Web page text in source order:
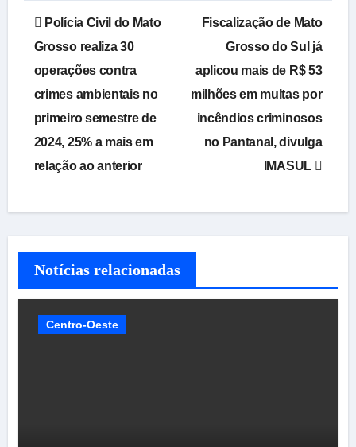
Navegação
de
Post
Polícia Civil do Mato
Grosso realiza 30
operações contra
crimes ambientais no
primeiro semestre de
2024, 25% a mais em
relação ao anterior
Fiscalização de Mato
Grosso do Sul já
aplicou mais de R$ 53
milhões em multas por
incêndios criminosos
no Pantanal, divulga
IMASUL
Notícias relacionadas
Centro-Oeste